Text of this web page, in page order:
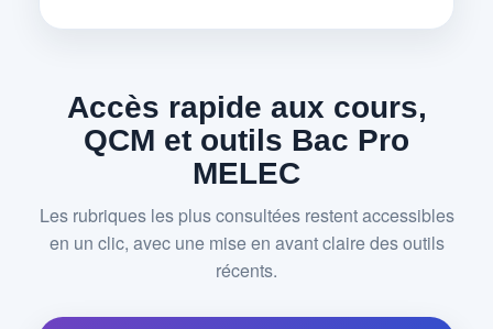
Accès rapide aux cours,
QCM et outils Bac Pro
MELEC
Les rubriques les plus consultées restent accessibles
en un clic, avec une mise en avant claire des outils
récents.